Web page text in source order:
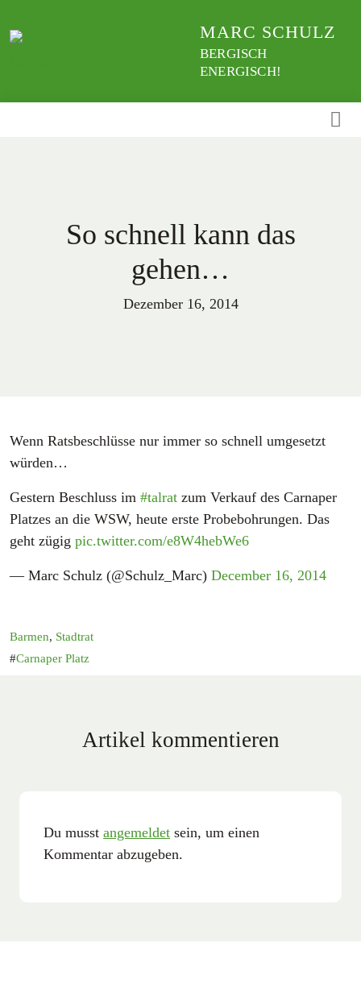
zum
MARC SCHULZ
BERGISCH
ENERGISCH!
So schnell kann das
gehen…
Dezember 16, 2014
Wenn Ratsbeschlüsse nur immer so schnell umgesetzt
würden…
Gestern Beschluss im #talrat zum Verkauf des Carnaper
Platzes an die WSW, heute erste Probebohrungen. Das
geht zügig pic.twitter.com/e8W4hebWe6
— Marc Schulz (@Schulz_Marc) December 16, 2014
Barmen, Stadtrat
Carnaper Platz
Artikel kommentieren
Du musst angemeldet sein, um einen
Kommentar abzugeben.